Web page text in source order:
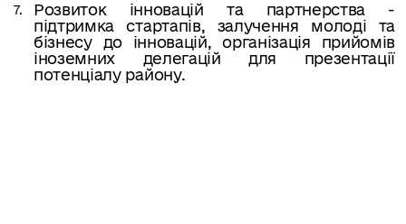
Розвиток інновацій та партнерства -
підтримка стартапів, залучення молоді та
бізнесу до інновацій, організація прийомів
іноземних делегацій для презентації
потенціалу району.